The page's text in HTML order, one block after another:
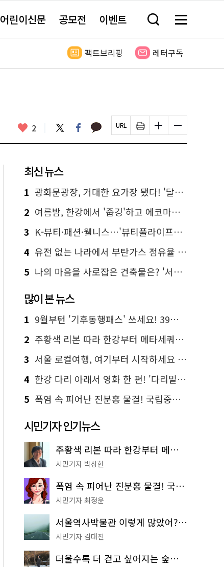
어린이신문 공모전 이벤트 검
창
기
메
전
보
팩트브리핑 레터구독
좋
요
2 트
위
터
페
이
스
카
카 페
이
지
인
쇄
하
글
자
크
하
기
글
자
크
하
최신 뉴스
1 광화문광장, 거대한 요가장 됐다! '달빛요가'와 함께한 여름밤 힐링
2 여름밤, 한강에서 '줍깅'하고 에코마일리지도 줍줍!
3 K-뷰티·패션·웰니스…'뷰티풀라이프인서울' 6일부터 사전 예약
4 유전 없는 나라에서 부탄가스 점유율 1위 가능? Yes, I 'CAN'
5 나의 마음을 사로잡은 건축물은? '서울시 건축상' 수상작 공개!
많이 본 뉴스
1 9월부턴 '기후동행패스' 쓰세요! 39세까지 청년 혜택
2 주황색 리본 따라 한강부터 메타세쿼이아 숲길까지…서울둘레길 15코스
3 서울 로컬여행, 여기부터 시작하세요 '서울에디션25'
4 한강 다리 아래서 영화 한 편! '다리밑 영화관' 무료 상영
5 폭염 속 피어난 진분홍 물결! 국립중앙박물관 배롱나무 명소
시민기자 인기뉴스
주황색 리본 따라 한강부터 메타세쿼이아 숲길까지…서울둘레길 15코스
시민기자 박상현
폭염 속 피어난 진분홍 물결! 국립중앙박물관 배롱나무 명소
시민기자 최정윤
서울역사박물관 이렇게 많았어? 주말마다 한 곳씩 떠나는 역사 산책
시민기자 김대진
더울수록 더 걷고 싶어지는 숲길! 서울둘레길 '아차산 코스'